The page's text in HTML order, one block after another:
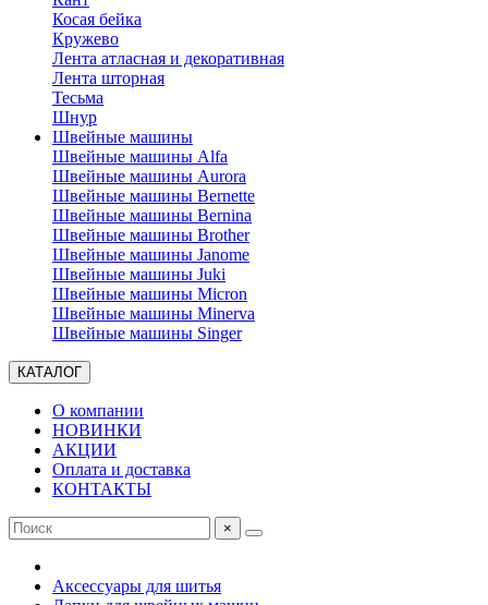
Косая бейка
Кружево
Лента aтласная и декоративная
Лента шторная
Тесьма
Шнур
Швейные машины
Швейные машины Alfa
Швейные машины Aurora
Швейные машины Bernette
Швейные машины Bernina
Швейные машины Brother
Швейные машины Janome
Швейные машины Juki
Швейные машины Micron
Швейные машины Minerva
Швейные машины Singer
КАТАЛОГ
О компании
НОВИНКИ
АКЦИИ
Оплата и доставка
КОНТАКТЫ
×
Аксессуары для шитья